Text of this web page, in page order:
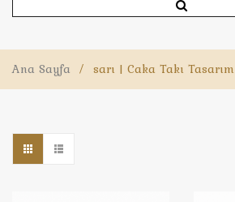
Ana Sayfa / sarı | Caka Takı Tasarım